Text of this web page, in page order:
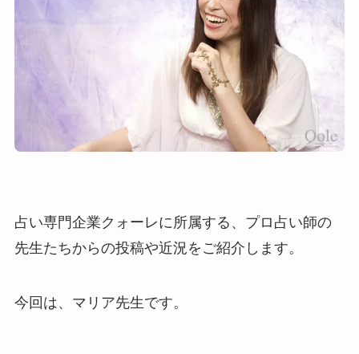
占い専門企業クォーレに所属する、プロ占い師の
先生たちからの投稿や近況をご紹介します。
今回は、マリア先生です。